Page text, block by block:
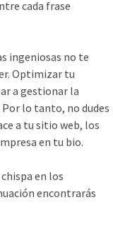
cada frase
ingeniosas no te
Optimizar tu
a gestionar la
lo tanto, no dudes
a tu sitio web, los
en tu bio.
en los
encontrarás